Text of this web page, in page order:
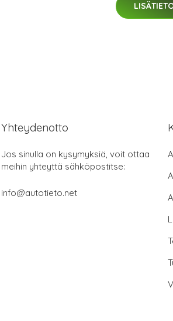
Yhteydenotto
Jos sinulla on kysymyksiä, voit ottaa
meihin yhteyttä sähköpostitse:
info@autotieto.net